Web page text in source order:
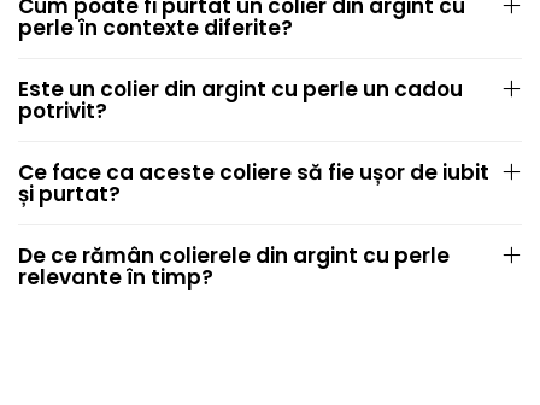
perle în contexte diferite?
Este un colier din argint cu perle un cadou
potrivit?
Ce face ca aceste coliere să fie ușor de iubit
și purtat?
De ce rămân colierele din argint cu perle
relevante în timp?